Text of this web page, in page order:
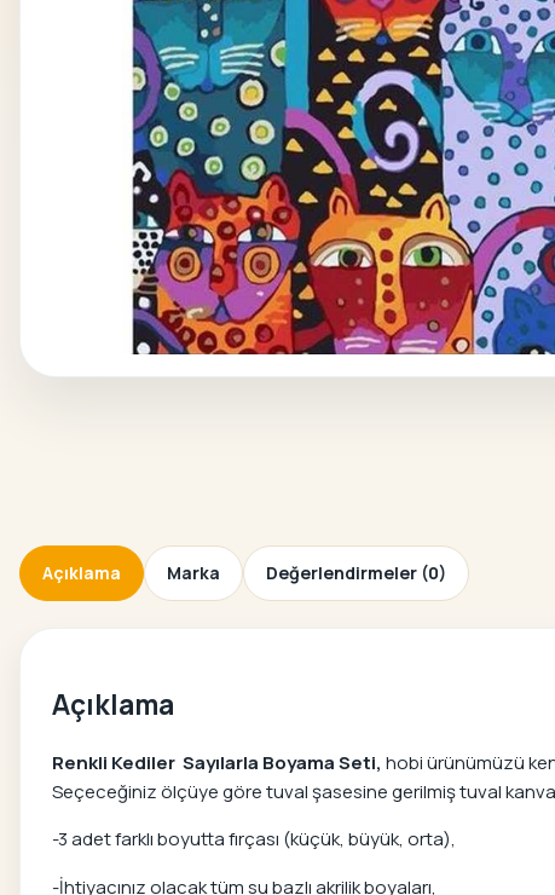
Açıklama Marka Değerlendirmeler (0)
Açıklama
Renkli Kediler Sayılarla Boyama Seti, hobi ürünümüzü
Seçeceğiniz ölçüye göre tuval şasesine gerilmiş tuval
-3 adet farklı boyutta fırçası (küçük, büyük, orta),
-İhtiyacınız olacak tüm su bazlı akrilik boyaları,